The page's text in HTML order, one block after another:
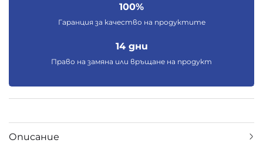
100%
Гаранция за качество на продуктите
14 дни
Право на замяна или връщане на продукт
Описание